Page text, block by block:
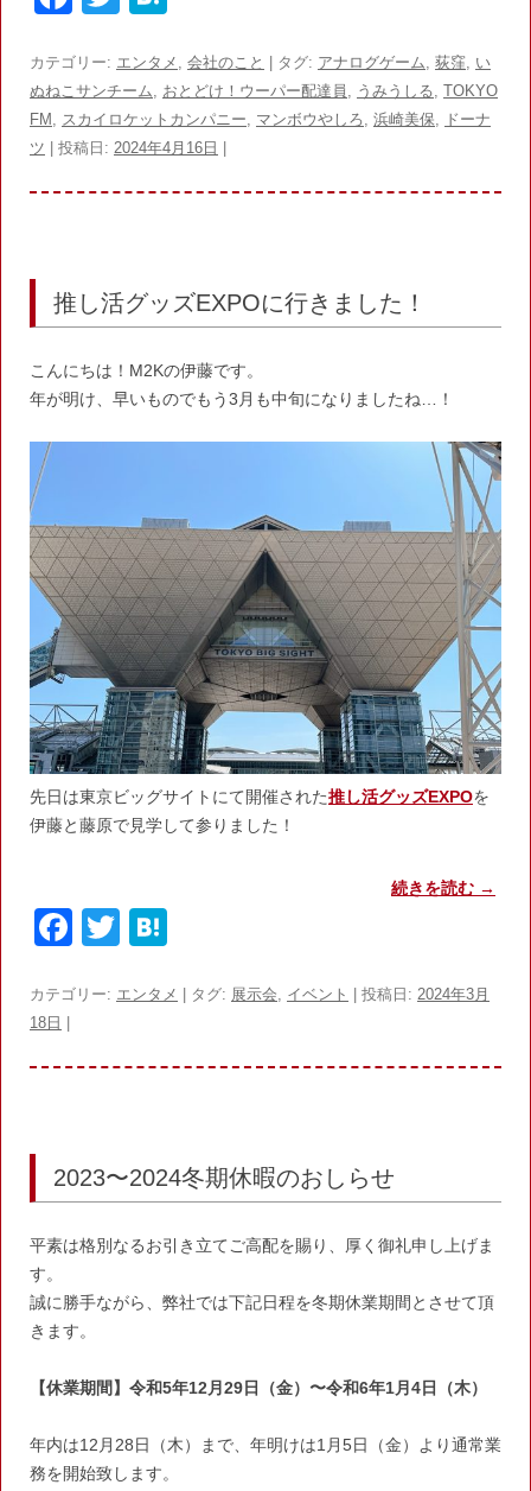
c
e
b
o
itt
er
e
n
a
カテゴリー: エンタメ 会社のこと | タグ: アナログゲーム 荻窪 い
ぬねこサンチーム
おとどけ！ウーパー配達員 うみうしる TOKYO
FM
スカイロケットカンパニー マンボウやしろ 浜崎美保
ドーナ
ツ | 投稿日: 2024年4月16日 |
推し活グッズEXPOに行きました！
こんにちは！M2Kの伊藤です。
年が明け、早いものでもう3月も中旬になりましたね…！
先日は東京ビッグサイトにて開催された推し活グッズEXPOを
伊藤と藤原で見学して参りました！
続きを読む →
F
c
b
k
T
itt e
a
カテゴリー: エンタメ | タグ: 展示会, イベント | 投稿日: 2024年3月
18日
2023〜2024冬期休暇のおしらせ
平素は格別なるお引き立てご高配を賜り、厚く御礼申し上げま
す。
誠に勝手ながら、弊社では下記日程を冬期休業期間とさせて頂
きます。
【休業期間】令和5年12月29日（金）〜令和6年1月4日（木）
年内は12月28日（木）まで、年明けは1月5日（金）より通常業
務を開始致します。